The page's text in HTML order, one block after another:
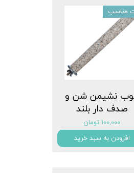
نشیمن شن و
صدف دار بلند
۱۰۰,۰۰۰ تومان
افزودن به سبد خرید
مناسب